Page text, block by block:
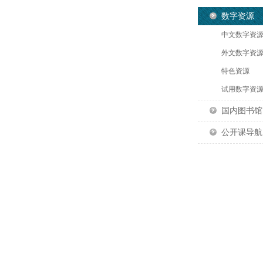
数字资源
中文数字资源
外文数字资源
特色资源
试用数字资源
国内图书馆
公开课导航